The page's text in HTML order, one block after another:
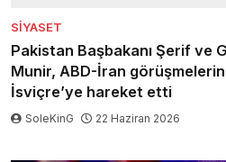
SIYASET
Pakistan Başbakanı Şerif ve
Munir, ABD-İran
İsviçre’ye hareket etti
SoleKinG 22 Haziran 2026